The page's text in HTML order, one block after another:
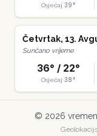
Osjećaj 39°
Četvrtak, 13.
Sunčano vrijeme
36° / 22°
Osjećaj 38°
© 2026